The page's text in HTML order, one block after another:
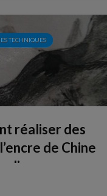
TECHNIQUES
réaliser des
de Chine